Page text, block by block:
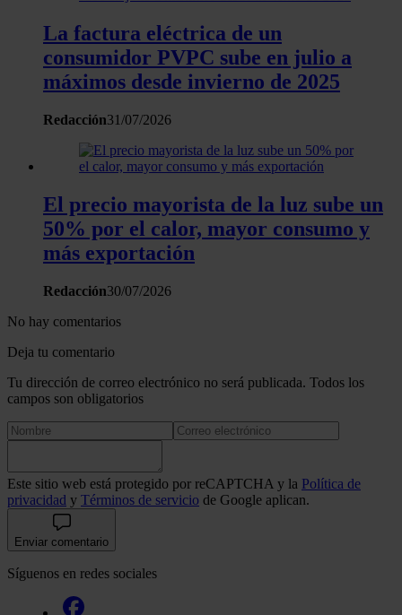
La factura eléctrica de un
consumidor PVPC sube en julio a
máximos desde invierno de 2025
Redacción31/07/2026
El precio mayorista de la luz sube un
50% por el calor, mayor consumo y
más exportación
Redacción30/07/2026
No hay comentarios
Deja tu comentario
Tu dirección de correo electrónico no será publicada. Todos los
campos son obligatorios
Este sitio web está protegido por reCAPTCHA y la Política de
privacidad y Términos de servicio de Google aplican.
Enviar comentario
Síguenos en redes sociales